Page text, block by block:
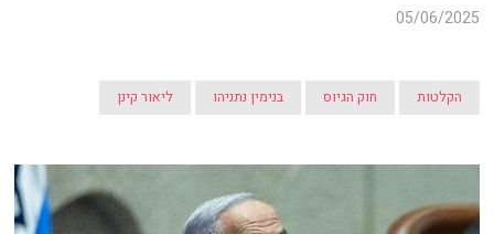
05/06/2025
הקלטות חוק הגיוס בנימין נתניהו ליאור קינן